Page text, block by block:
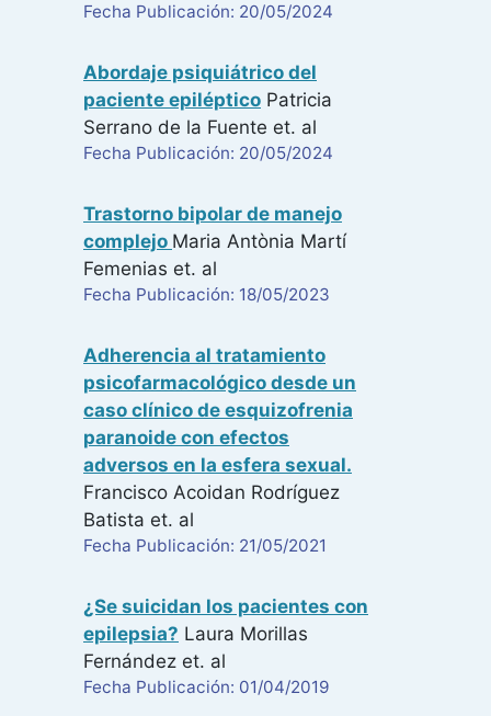
Fecha Publicación: 20/05/2024
Abordaje psiquiátrico del
paciente epiléptico Patricia
Serrano de la Fuente et. al
Fecha Publicación: 20/05/2024
Trastorno bipolar de manejo
complejo Maria Antònia Martí
Femenias et. al
Fecha Publicación: 18/05/2023
Adherencia al tratamiento
psicofarmacológico desde un
caso clínico de esquizofrenia
paranoide con efectos
adversos en la esfera sexual.
Francisco Acoidan Rodríguez
Batista et. al
Fecha Publicación: 21/05/2021
¿Se suicidan los pacientes con
epilepsia? Laura Morillas
Fernández et. al
Fecha Publicación: 01/04/2019